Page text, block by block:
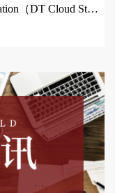
（DT Cloud Star
过此次上市，公司
资金。如果行使超
将增至6900万美